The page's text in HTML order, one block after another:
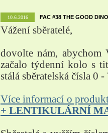
10.6.2016 FAC #38 THE GOOD
Vážení sběratelé,
dovolte nám,
začalo týdenní kolo s
stálá sběratelská čísla 0 -
Více informací o
+ LENTIKULÁRNÍ